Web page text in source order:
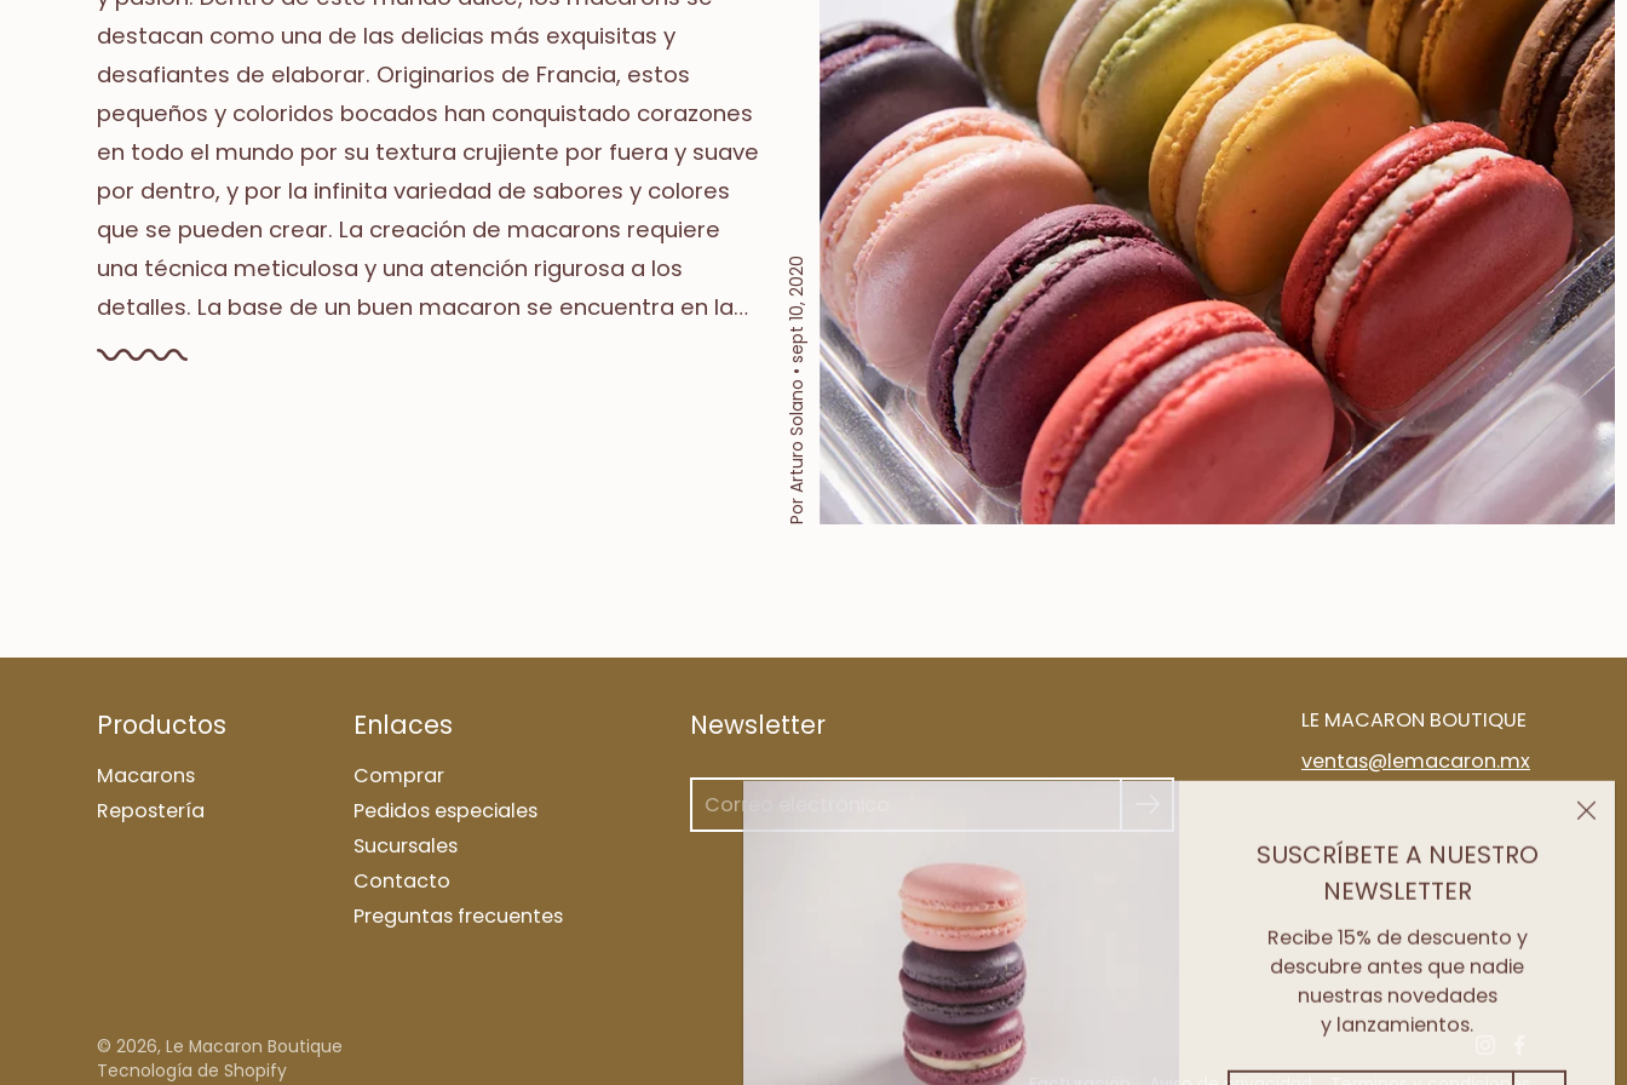
Por Arturo Solano
sept 10, 2020
destacan como una de las delicias más exquisitas y
desafiantes de elaborar. Originarios de Francia, estos
pequeños y coloridos bocados han conquistado corazones
en todo el mundo por su textura crujiente por fuera y suave
por dentro, y por la infinita variedad de sabores y colores
que se pueden crear. La creación de macarons requiere
una técnica meticulosa y una atención rigurosa a los
detalles. La base de un buen macaron se encuentra en la
mezcla perfecta de harina de almendra,...
Productos
Macarons
Repostería
Enlaces
Comprar
Pedidos especiales
Sucursales
Contacto
Preguntas frecuentes
Newsletter
LE MACARON BOUTIQUE
ventas@lemacaron.mx
© 2026, Le Macaron Boutique
Tecnología de Shopify
SUSCRÍBETE A NUESTRO
NEWSLETTER
Recibe 15% de descuento y
descubre antes que nadie
nuestras novedades
y lanzamientos.